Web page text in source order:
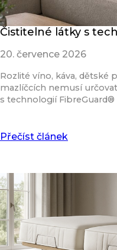
Čistitelné látky s
20. července 2026
Rozlité víno, káva, dětské
mazlíčcích nemusí
s technologií
Přečíst článek